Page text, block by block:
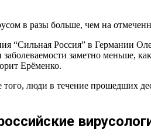
в разы больше, чем на
“Сильная Россия” в Германии
заметно меньше,
Ерёменко.
люди в течение прошедших